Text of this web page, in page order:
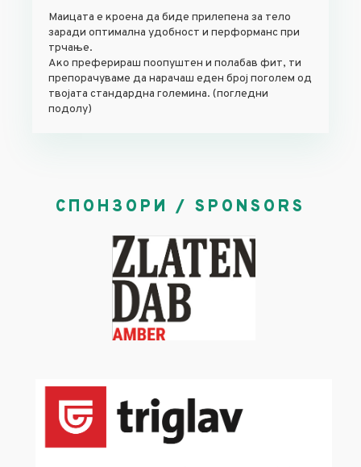
Маицата е кроена да биде прилепена за тело
заради оптимална удобност и перформанс при
трчање.
Ако преферираш поопуштен и полабав фит, ти
препорачуваме да нарачаш еден број поголем од
твојата стандардна големина. (погледни
подолу)
СПОНЗОРИ / SPONSORS